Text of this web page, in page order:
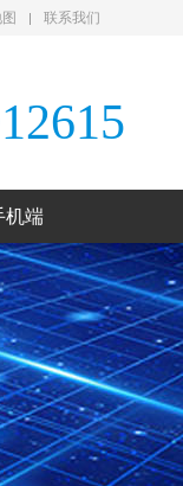
联系我们
机端